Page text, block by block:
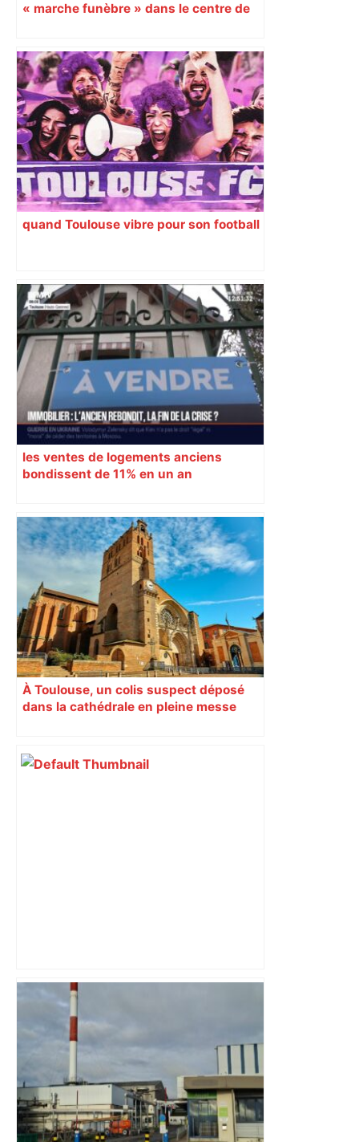
« marche funèbre » dans le centre de
quand Toulouse vibre pour son football
les ventes de logements anciens
bondissent de 11% en un an
À Toulouse, un colis suspect déposé
dans la cathédrale en pleine messe
Météo. La météo du samedi 3 janvier
2026 à Toulouse et ses environs –
Ouest-France